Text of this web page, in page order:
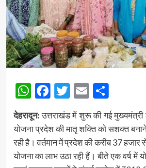
WhatsApp
Facebook
Twitter
EmailShare
देहरादून:उत्तराखंड में शुरू की गई
योजना प्रदेश की मातृ शक्ति को सशक्त बनाने
रही है। वर्तमान में प्रदेश की करीब 37
योजना का लाभ उठा रही हैं। बीते एक वर्ष में